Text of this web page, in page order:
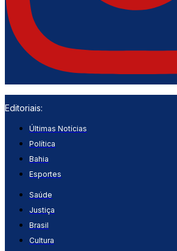
Editoriais:
Últimas Notícias
Política
Bahia
Esportes
Saúde
Justiça
Brasil
Cultura